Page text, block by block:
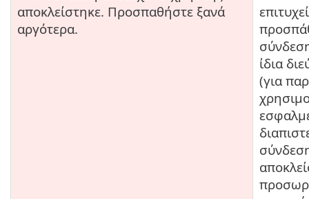
αποκλείστηκε. Προσπαθήστε ξανά
αργότερα.
ίδια
(για